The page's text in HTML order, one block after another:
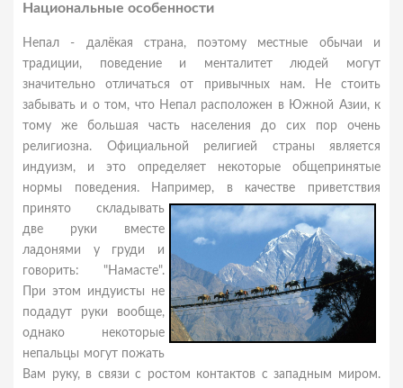
Национальные особенности
Непал - далёкая страна, поэтому местные обычаи и
традиции, поведение и менталитет людей могут
значительно отличаться от привычных нам. Не стоить
забывать и о том, что Непал расположен в Южной Азии, к
тому же большая часть населения до сих пор очень
религиозна. Официальной религией страны является
индуизм, и это определяет некоторые общепринятые
нормы поведения. Например, в качестве приветствия
принято складывать
две руки вместе
ладонями у груди и
говорить: "Намасте".
При этом индуисты не
подадут руки вообще,
однако некоторые
непальцы могут пожать
Вам руку, в связи с ростом контактов с западным миром.